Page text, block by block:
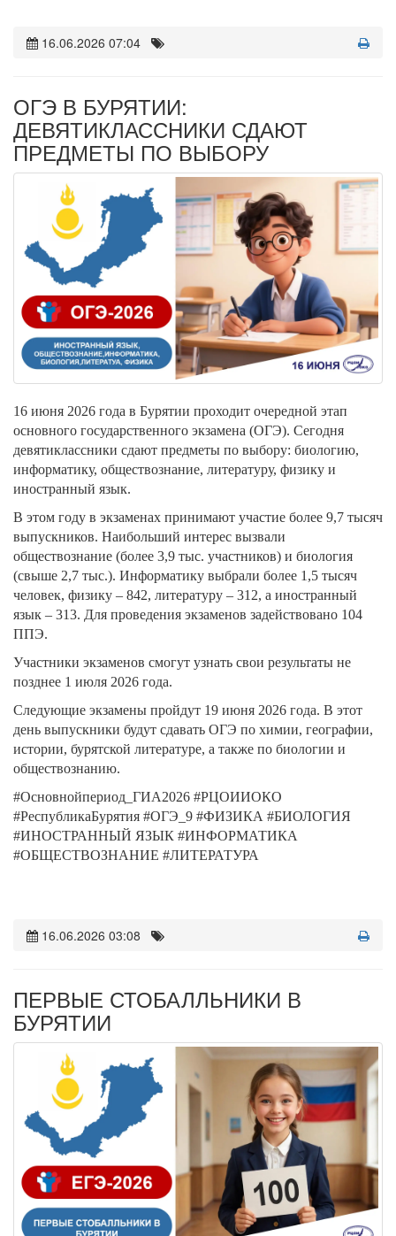
16.06.2026 07:04
ОГЭ В БУРЯТИИ:
ДЕВЯТИКЛАССНИКИ СДАЮТ
ПРЕДМЕТЫ ПО ВЫБОРУ
16 июня 2026 года в Бурятии проходит очередной этап
основного государственного экзамена (ОГЭ). Сегодня
девятиклассники сдают предметы по выбору: биологию,
информатику, обществознание, литературу, физику и
иностранный язык.
В этом году в экзаменах принимают участие более 9,7 тысяч
выпускников. Наибольший интерес вызвали
обществознание (более 3,9 тыс. участников) и биология
(свыше 2,7 тыс.). Информатику выбрали более 1,5 тысяч
человек, физику – 842, литературу – 312, а иностранный
язык – 313. Для проведения экзаменов задействовано 104
ППЭ.
Участники экзаменов смогут узнать свои результаты не
позднее 1 июля 2026 года.
Следующие экзамены пройдут 19 июня 2026 года. В этот
день выпускники будут сдавать ОГЭ по химии, географии,
истории, бурятской литературе, а также по биологии и
обществознанию.
#Основнойпериод_ГИА2026 #РЦОИИОКО
#РеспубликаБурятия #ОГЭ_9 #ФИЗИКА #БИОЛОГИЯ
#ИНОСТРАННЫЙ ЯЗЫК #ИНФОРМАТИКА
#ОБЩЕСТВОЗНАНИЕ #ЛИТЕРАТУРА
16.06.2026 03:08
ПЕРВЫЕ СТОБАЛЛЬНИКИ В
БУРЯТИИ